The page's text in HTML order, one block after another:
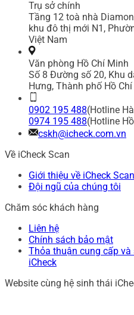
Trụ sở chính
Tầng 12 toà nhà
khu đô thị mới N1,
Việt Nam
Văn phòng Hồ Chí Minh
Số 8 Đường số 20, Khu
Hưng, Thành phố Hồ
0902 195 488(Hotline
0974 195 488(Hotline
cskh@icheck.com.vn
Về iCheck Scan
Giới thiệu về iCheck Scan
Đội ngũ của chúng tôi
Chăm sóc khách hàng
Liên hệ
Chính sách bảo mật
Thỏa thuận cung cấp
iCheck
Website cùng hệ sinh thái